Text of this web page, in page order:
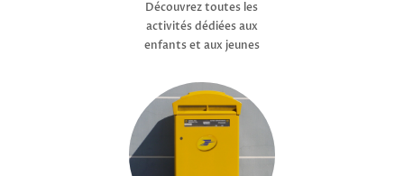
Découvrez toutes les
activités dédiées aux
enfants et aux jeunes